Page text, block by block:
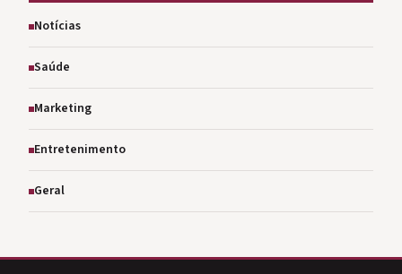
Notícias
Saúde
Marketing
Entretenimento
Geral